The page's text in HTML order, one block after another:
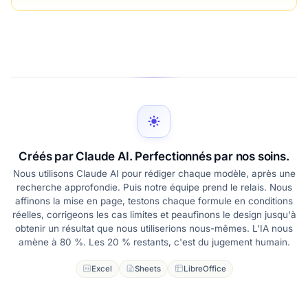
Créés par Claude AI. Perfectionnés par nos soins.
Nous utilisons Claude AI pour rédiger chaque modèle, après une
recherche approfondie. Puis notre équipe prend le relais. Nous
affinons la mise en page, testons chaque formule en conditions
réelles, corrigeons les cas limites et peaufinons le design jusqu'à
obtenir un résultat que nous utiliserions nous-mêmes. L'IA nous
amène à 80 %. Les 20 % restants, c'est du jugement humain.
Excel Sheets LibreOffice